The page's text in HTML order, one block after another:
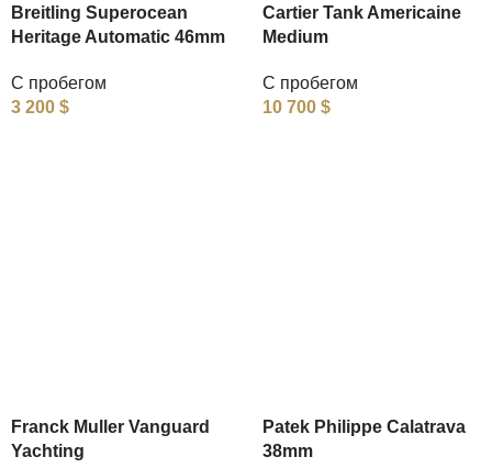
Breitling Superocean
Heritage Automatic 46mm
С пробегом
3 200 $
Cartier Tank Americaine
Medium
С пробегом
10 700 $
Franck Muller Vanguard
Yachting
Patek Philippe Calatrava
38mm